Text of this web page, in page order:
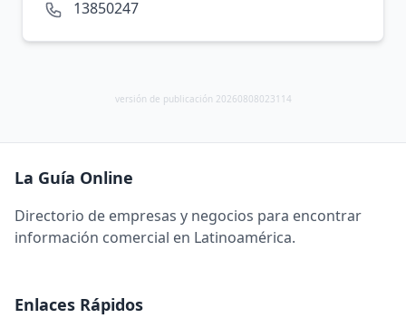
13850247
versión de publicación 20260808023114
La Guía Online
Directorio de empresas y negocios para encontrar
información comercial en Latinoamérica.
Enlaces Rápidos